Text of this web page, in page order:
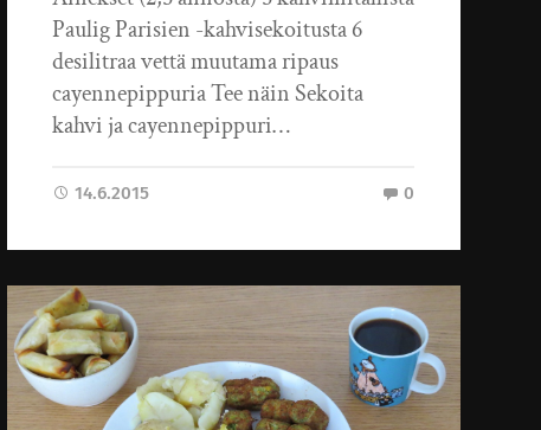
Paulig Parisien -kahvisekoitusta 6
desilitraa vettä muutama ripaus
cayennepippuria Tee näin Sekoita
kahvi ja cayennepippuri…
14.6.2015 0